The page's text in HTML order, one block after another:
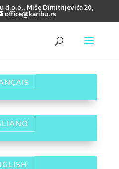
d.o.o., Miše Dimitrijevića 20,
office@karibu.rs